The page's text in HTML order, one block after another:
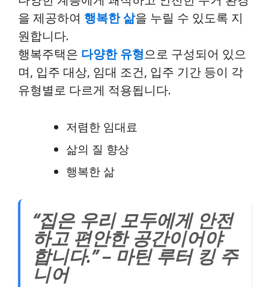
을 제공하여 행복한 삶을 누릴 수 있도록 지
원합니다.
행복주택은 다양한 유형으로 구성되어 있으
며, 입주 대상, 임대 조건, 입주 기간 등이 각
유형별로 다르게 적용됩니다.
저렴한 임대료
삶의 질 향상
행복한 삶
“집은 우리 모두에게 안전
하고 편안한 공간이어야
합니다.” – 마틴 루터 킹 주
니어